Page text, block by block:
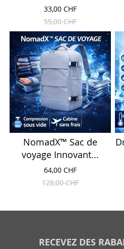
33,00 CHF
55,00 CHF
NomadX™ Sac de
voyage Innovant...
64,00 CHF
128,00 CHF
RECEVEZ DES